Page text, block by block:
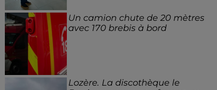
Un camion chute de 20 mètres
avec 170 brebis à bord
Lozère. La discothèque le